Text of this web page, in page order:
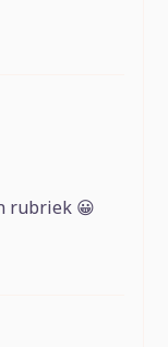
rubriek 😀